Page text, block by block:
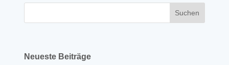
Neueste Beiträge